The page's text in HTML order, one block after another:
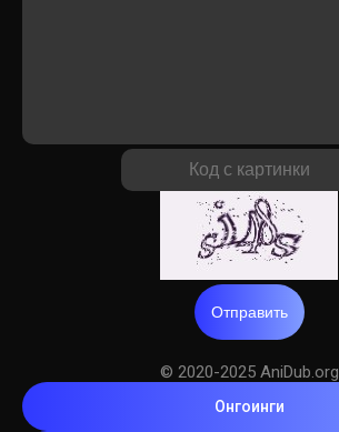
Отправить
© 2020-2025 AniDub.org
Онгоинги